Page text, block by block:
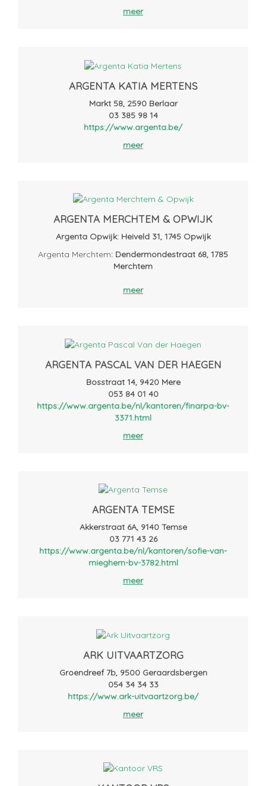
meer
ARGENTA KATIA MERTENS
Markt 58, 2590 Berlaar
03 385 98 14
https://www.argenta.be/
meer
ARGENTA MERCHTEM & OPWIJK
Argenta Opwijk: Heiveld 31, 1745 Opwijk
Argenta Merchtem: Dendermondestraat 68, 1785
Merchtem
meer
ARGENTA PASCAL VAN DER HAEGEN
Bosstraat 14, 9420 Mere
053 84 01 40
https://www.argenta.be/nl/kantoren/finarpa-bv-
3371.html
meer
ARGENTA TEMSE
Akkerstraat 6A, 9140 Temse
03 771 43 26
https://www.argenta.be/nl/kantoren/sofie-van-
mieghem-bv-3782.html
meer
ARK UITVAARTZORG
Groendreef 7b, 9500 Geraardsbergen
054 34 34 33
https://www.ark-uitvaartzorg.be/
meer